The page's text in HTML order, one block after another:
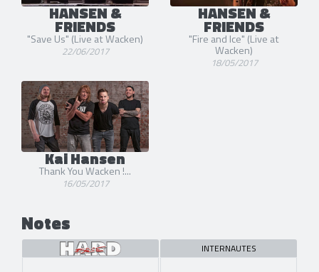
HANSEN &
FRIENDS
"Save Us" (Live at Wacken)
22/06/2017
HANSEN &
FRIENDS
"Fire and Ice" (Live at
Wacken)
18/05/2017
Kai Hansen
Thank You Wacken !...
16/05/2017
Notes
INTERNAUTES